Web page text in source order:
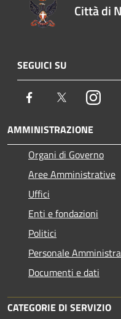
Città di
SEGUICI SU
Facebook Twitter
AMMINISTRAZIONE
Organi di Governo
Aree Amministrative
Uffici
Enti e fondazioni
Politici
Personale
Documenti e dati
CATEGORIE DI SERVIZIO